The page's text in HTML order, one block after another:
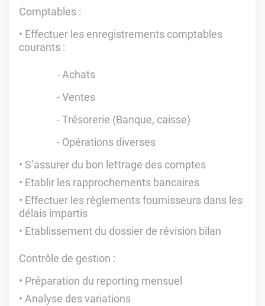
Comptables :
Effectuer les enregistrements comptables
courants :
- Achats
- Ventes
- Trésorerie (Banque, caisse)
- Opérations diverses
S’assurer du bon lettrage des comptes
Etablir les rapprochements bancaires
Effectuer les règlements fournisseurs dans les
délais impartis
Etablissement du dossier de révision bilan
Contrôle de gestion :
Préparation du reporting mensuel
Analyse des variations